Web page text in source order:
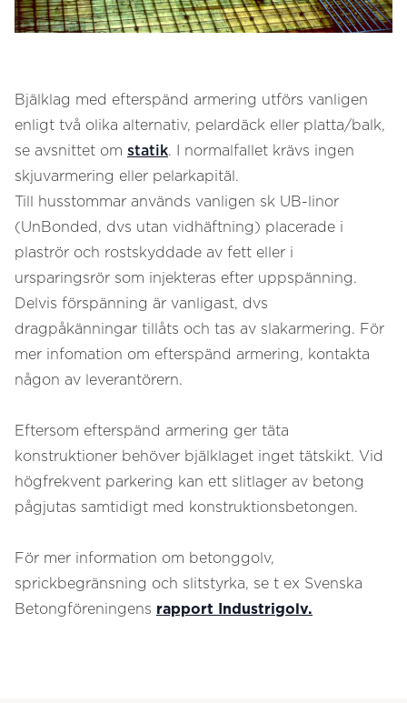
Bjälklag med efterspänd armering utförs vanligen
enligt två olika alternativ, pelardäck eller platta/balk,
se avsnittet om statik. I normalfallet krävs ingen
skjuvarmering eller pelarkapitäl.
Till husstommar används vanligen sk UB-linor
(UnBonded, dvs utan vidhäftning) placerade i
plaströr och rostskyddade av fett eller i
ursparingsrör som injekteras efter uppspänning.
Delvis förspänning är vanligast, dvs
dragpåkänningar tillåts och tas av slakarmering. För
mer infomation om efterspänd armering, kontakta
någon av leverantörern.
Eftersom efterspänd armering ger täta
konstruktioner behöver bjälklaget inget tätskikt. Vid
högfrekvent parkering kan ett slitlager av betong
pågjutas samtidigt med konstruktionsbetongen.
För mer information om betonggolv,
sprickbegränsning och slitstyrka, se t ex Svenska
Betongföreningens rapport Industrigolv.